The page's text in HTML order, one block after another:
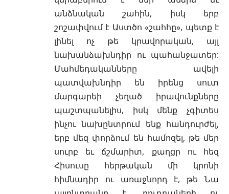
անձնական շահին, իսկ երբ
շոշափվում է Աստծո «շահհը», պետք է
լինել ոչ թե կրավորական, այլ
նախանձախնդիր ու պահանջատեր:
Մահմեդականները ավելի
պատվախնդիր են իրենց սուտ
մարգարեի չեղած իրավունքները
պաշտպանելիս, իսկ մենք չգիտես
ինչու նախընտրում ենք հանդուրժել,
երբ մեզ փորձում են համոզել, թե մեր
սուրբ եւ ճշմարիտ, քաղցր ու հեզ
Հիսուսը հերթական մի կրոնի
հիմնադիր ու առաջնորդ է, թե Նա